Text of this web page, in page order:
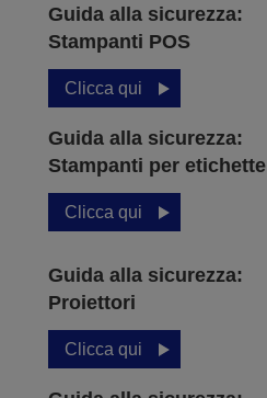
Guida alla sicurezza:
Stampanti POS
Clicca qui
Guida alla sicurezza:
Stampanti per etichette
Clicca qui
Guida alla sicurezza:
Proiettori
Clicca qui